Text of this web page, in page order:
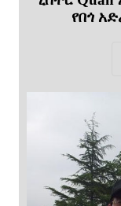
የበጎ